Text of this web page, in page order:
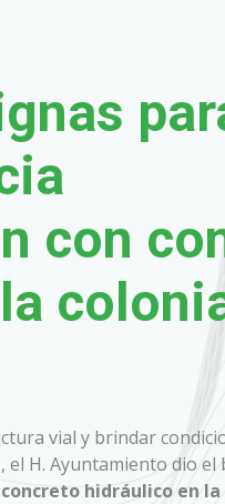
con
vial y brindar
H. Ayuntamiento dio el
hidráulico en la